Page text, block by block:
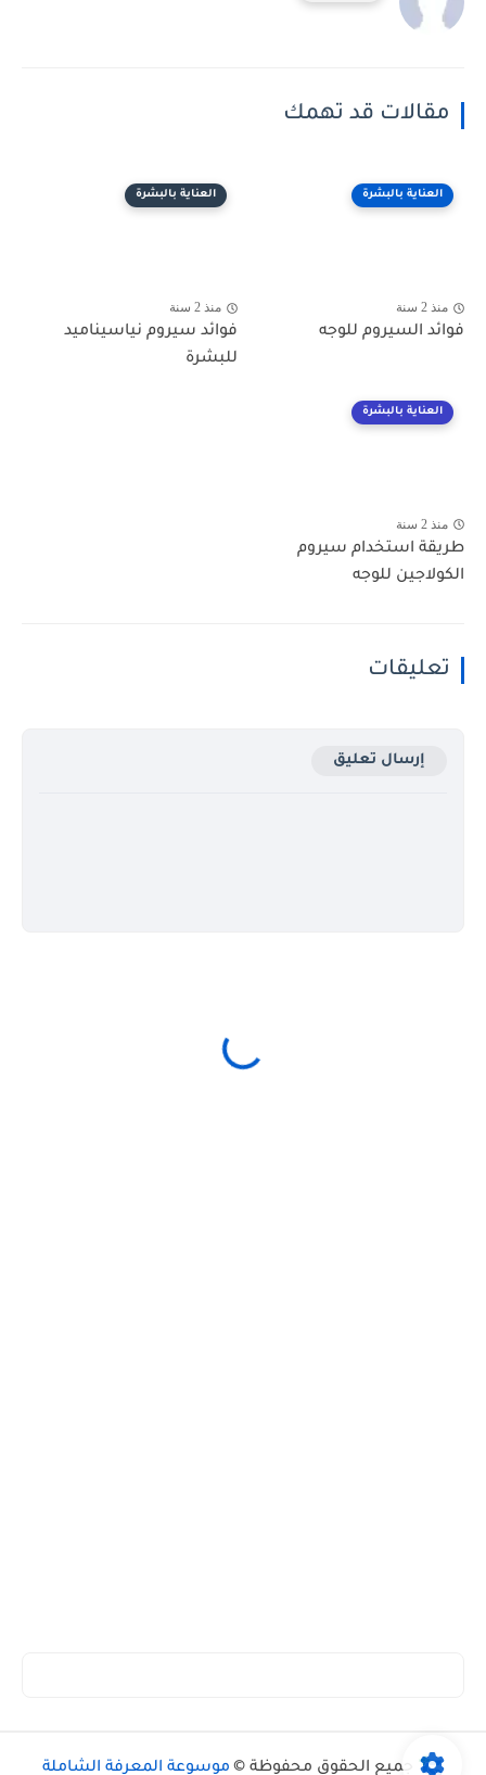
مقالات قد تهمك
العناية بالبشرة
منذ 2 سنة
فوائد السيروم للوجه
العناية بالبشرة
منذ 2 سنة
فوائد سيروم نياسيناميد
للبشرة
العناية بالبشرة
منذ 2 سنة
طريقة استخدام سيروم
الكولاجين للوجه
تعليقات
إرسال تعليق
جميع الحقوق محفوظة © موسوعة المعرفة الشاملة